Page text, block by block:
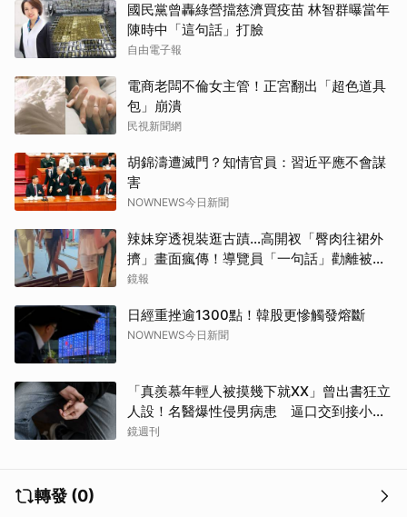
國民黨曾轟綠營擋慈濟買疫苗 林智群曝當年
陳時中「這句話」打臉
自由電子報
電商老闆不倫女主管！正宮翻出「超色道具
包」崩潰
民視新聞網
胡錦濤遭滅門？知情官員：習近平應不會謀
害
NOWNEWS今日新聞
辣妹穿透視裝逛古蹟…高開衩「臀肉往裙外
擠」畫面瘋傳！導覽員「一句話」勸離被狂
讚
鏡報
日經重挫逾1300點！韓股更慘觸發熔斷
NOWNEWS今日新聞
「真羨慕年輕人被摸幾下就XX」曾出書狂立
人設！名醫爆性侵男病患 逼口交到接小孩
鬧鐘響才停
鏡週刊
轉發 (0)